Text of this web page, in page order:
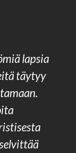
lapsia
täytyy